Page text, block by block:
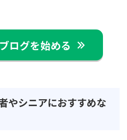
ログを始める
やシニアにおすすめな